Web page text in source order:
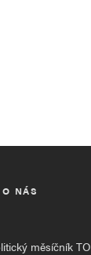
O NÁS
měsíčník TO